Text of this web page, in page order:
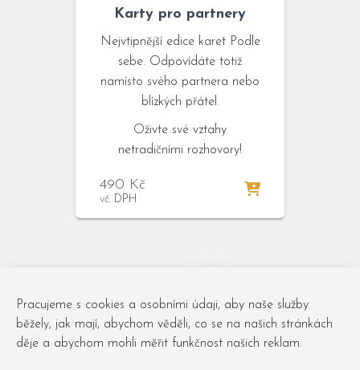
Pracujeme s cookies a osobními údaji, aby naše služby
běžely, jak mají, abychom věděli, co se na našich stránkách
děje a abychom mohli měřit funkčnost našich reklam.
Karty pro partnery
Nejvtipnější edice karet Podle
sebe. Odpovídáte totiž
namísto svého partnera nebo
blízkých přátel.
Oživte své vztahy
netradičními rozhovory!
490 Kč
vč. DPH